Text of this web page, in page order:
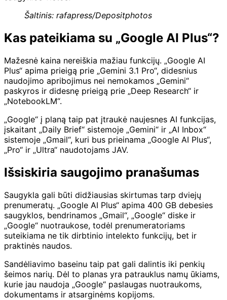
Šaltinis: rafapress/Depositphotos
Kas pateikiama su „Google AI Plus“?
Mažesnė kaina nereiškia mažiau funkcijų. „Google AI
Plus“ apima prieigą prie „Gemini 3.1 Pro“, didesnius
naudojimo apribojimus nei nemokamos „Gemini“
paskyros ir didesnę prieigą prie „Deep Research“ ir
„NotebookLM“.
„Google“ į planą taip pat įtraukė naujesnes AI funkcijas,
įskaitant „Daily Brief“ sistemoje „Gemini“ ir „AI Inbox“
sistemoje „Gmail“, kuri bus prieinama „Google AI Plus“,
„Pro“ ir „Ultra“ naudotojams JAV.
Išsiskiria saugojimo pranašumas
Saugykla gali būti didžiausias skirtumas tarp dviejų
prenumeratų. „Google AI Plus“ apima 400 GB debesies
saugyklos, bendrinamos „Gmail“, „Google“ diske ir
„Google“ nuotraukose, todėl prenumeratoriams
suteikiama ne tik dirbtinio intelekto funkcijų, bet ir
praktinės naudos.
Sandėliavimo baseinu taip pat gali dalintis iki penkių
šeimos narių. Dėl to planas yra patrauklus namų ūkiams,
kurie jau naudoja „Google“ paslaugas nuotraukoms,
dokumentams ir atsarginėms kopijoms.